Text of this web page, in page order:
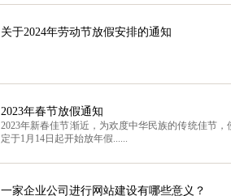
关于2024年劳动节放假安排的通知
2023年春节放假通知
2023年新春佳节渐近，为欢度中华民族的传统佳节
定于1月14日起开始放年假......
一家企业公司进行网站建设有哪些意义？